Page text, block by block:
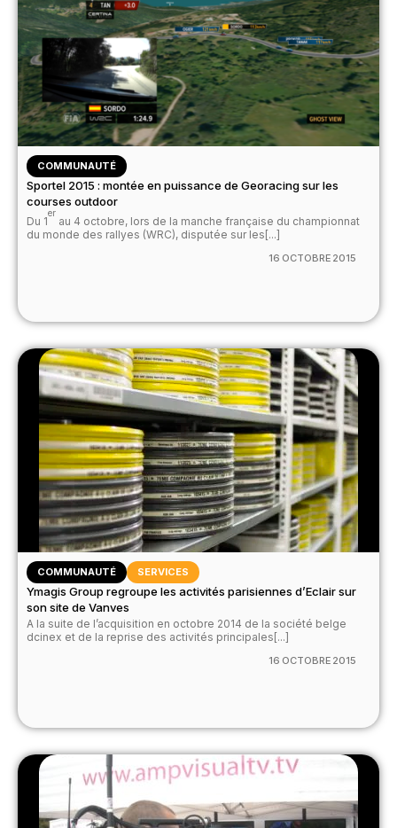
COMMUNAUTÉ
Sportel 2015 : montée en puissance de Georacing sur les
courses outdoor
Du 1
er
au 4 octobre, lors de la manche française du championnat
du monde des rallyes (WRC), disputée sur les[...]
16 OCTOBRE 2015
COMMUNAUTÉ SERVICES
Ymagis Group regroupe les activités parisiennes d’Eclair sur
son site de Vanves
A la suite de l’acquisition en octobre 2014 de la société belge
dcinex et de la reprise des activités principales[...]
16 OCTOBRE 2015